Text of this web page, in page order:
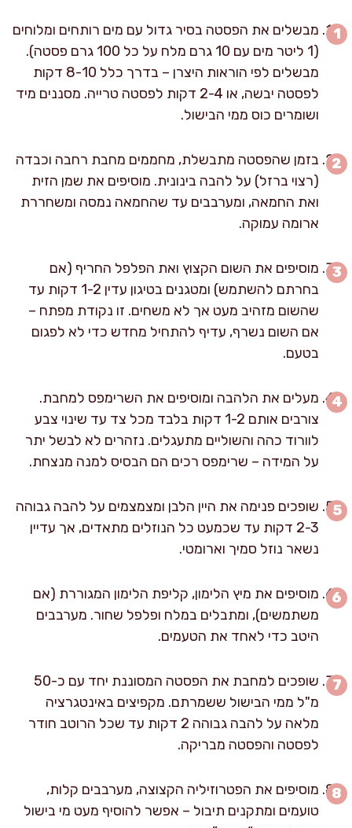
מבשלים את הפסטה בסיר גדול עם מים רותחים ומלוחים
(1 ליטר מים עם 10 גרם מלח על כל 100 גרם פסטה).
מבשלים לפי הוראות היצרן – בדרך כלל 8-10 דקות
לפסטה יבשה, או 2-4 דקות לפסטה טרייה. מסננים מיד
ושומרים כוס ממי הבישול.
בזמן שהפסטה מתבשלת, מחממים מחבת רחבה וכבדה
(רצוי ברזל) על להבה בינונית. מוסיפים את שמן הזית
ואת החמאה, ומערבבים עד שהחמאה נמסה ומשחררת
ארומה עמוקה.
מוסיפים את השום הקצוץ ואת הפלפל החריף (אם
בחרתם להשתמש) ומטגנים בטיגון עדין 1-2 דקות עד
שהשום מזהיב מעט אך לא משחים. זו נקודת מפתח –
אם השום נשרף, עדיף להתחיל מחדש כדי לא לפגום
בטעם.
מעלים את הלהבה ומוסיפים את השרימפס למחבת.
צורבים אותם 1-2 דקות בלבד מכל צד עד שינוי צבע
לוורוד כהה והשוליים מתעגלים. נזהרים לא לבשל יתר
על המידה – שרימפס רכים הם הבסיס למנה מנצחת.
שופכים פנימה את היין הלבן ומצמצמים על להבה גבוהה
2-3 דקות עד שכמעט כל הנוזלים מתאדים, אך עדיין
נשאר נוזל סמיך וארומטי.
מוסיפים את מיץ הלימון, קליפת הלימון המגוררת (אם
משתמשים), ומתבלים במלח ופלפל שחור. מערבבים
היטב כדי לאחד את הטעמים.
שופכים למחבת את הפסטה המסוננת יחד עם כ-50
מ"ל ממי הבישול ששמרתם. מקפיצים באינטגרציה
מלאה על להבה גבוהה 2 דקות עד שכל הרוטב חודר
לפסטה והפסטה מבריקה.
מוסיפים את הפטרוזיליה הקצוצה, מערבבים קלות,
טועמים ומתקנים תיבול – אפשר להוסיף מעט מי בישול